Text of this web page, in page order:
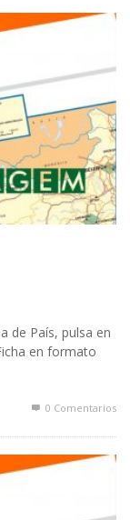
de País, pulsa en
en formato
0 Comentarios